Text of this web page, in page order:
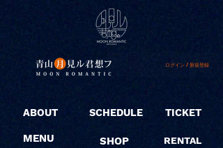
ログイン / 新規登録
ABOUT
MENU
SCHEDULE
SHOP
TICKET
RENTAL